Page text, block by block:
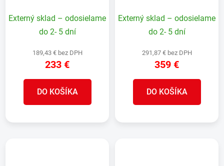
Externý sklad – odosielame
do 2- 5 dní
189,43 € bez DPH
233 €
DO KOŠÍKA
Externý sklad – odosielame
do 2- 5 dní
291,87 € bez DPH
359 €
DO KOŠÍKA